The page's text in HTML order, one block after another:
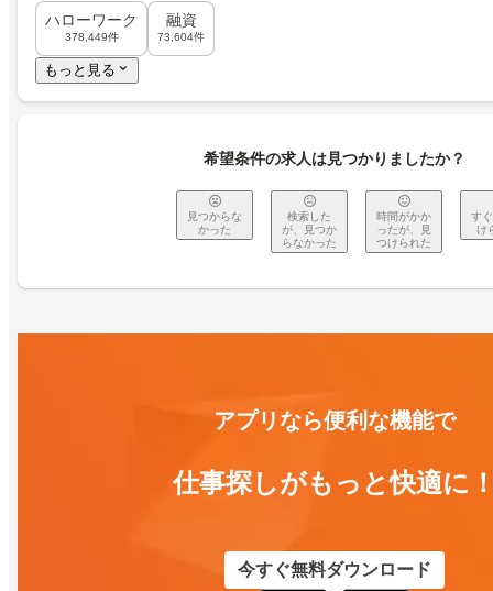
ハローワーク
378,449件
融資
73,604件
もっと見る
希望条件の求人は見つかりましたか？
見つからな
かった
検索した
が、見つか
らなかった
時間がかか
ったが、見
つけられた
す
け
アプリなら便利な機能で
仕事探しがもっと快適に
今すぐ無料ダウンロード